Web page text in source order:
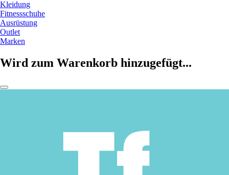
Kleidung
Fitnessschuhe
Ausrüstung
Outlet
Marken
Wird zum Warenkorb hinzugefügt...